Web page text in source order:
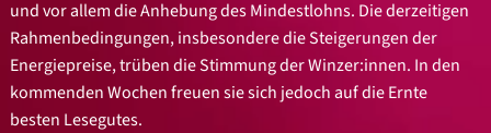
und vor allem die Anhebung des Mindestlohns. Die derzeitigen
Rahmenbedingungen, insbesondere die Steigerungen der
Energiepreise, trüben die Stimmung der Winzer:innen. In den
kommenden Wochen freuen sie sich jedoch auf die Ernte
besten Lesegutes.